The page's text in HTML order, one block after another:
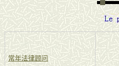
常年法律顾问